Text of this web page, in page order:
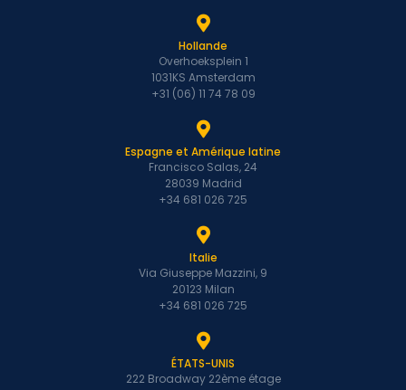
Hollande
Overhoeksplein 1
1031KS Amsterdam
+31 (06) 11 74 78 09
Espagne et Amérique latine
Francisco Salas, 24
28039 Madrid
+34 681 026 725
Italie
Via Giuseppe Mazzini, 9
20123 Milan
+34 681 026 725
ÉTATS-UNIS
222 Broadway 22ème étage